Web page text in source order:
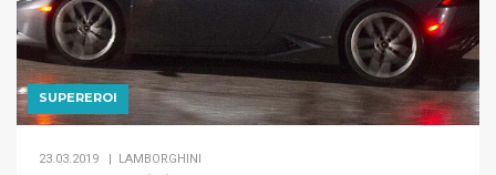
SUPEREROI
23.03.2019 | LAMBORGHINI